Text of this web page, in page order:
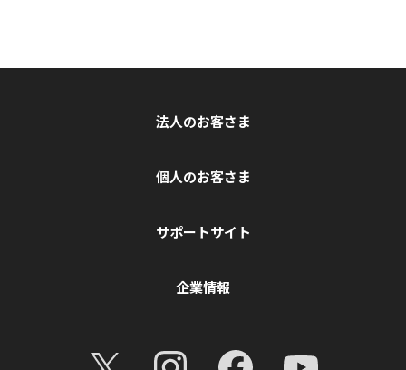
法人のお客さま
個人のお客さま
サポートサイト
企業情報